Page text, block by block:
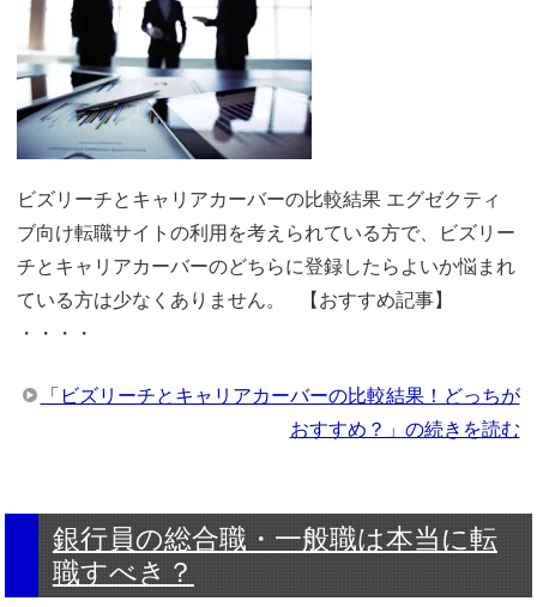
ビズリーチとキャリアカーバーの比較結果 エグゼクティ
ブ向け転職サイトの利用を考えられている方で、ビズリー
チとキャリアカーバーのどちらに登録したらよいか悩まれ
ている方は少なくありません。 【おすすめ記事】
・・・・
「ビズリーチとキャリアカーバーの比較結果！どっちが
おすすめ？」の続きを読む
銀行員の総合職・一般職は本当に転
職すべき？